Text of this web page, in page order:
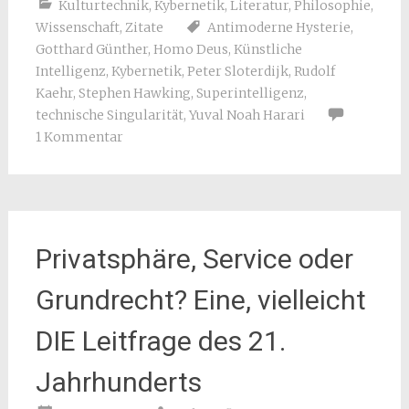
Kulturtechnik, Kybernetik, Literatur, Philosophie,
Wissenschaft, Zitate Antimoderne Hysterie,
Gotthard Günther, Homo Deus, Künstliche
Intelligenz, Kybernetik, Peter Sloterdijk, Rudolf
Kaehr, Stephen Hawking, Superintelligenz,
technische Singularität, Yuval Noah Harari
1 Kommentar
Privatsphäre, Service oder
Grundrecht? Eine, vielleicht
DIE Leitfrage des 21.
Jahrhunderts